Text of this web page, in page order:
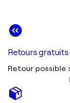
Retours gratuits
Retour possible